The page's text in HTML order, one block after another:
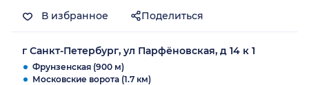
В избранное Поделиться
г Санкт-Петербург, ул Парфёновская, д 14 к 1
Фрунзенская (900 м)
Московские ворота (1.7 км)